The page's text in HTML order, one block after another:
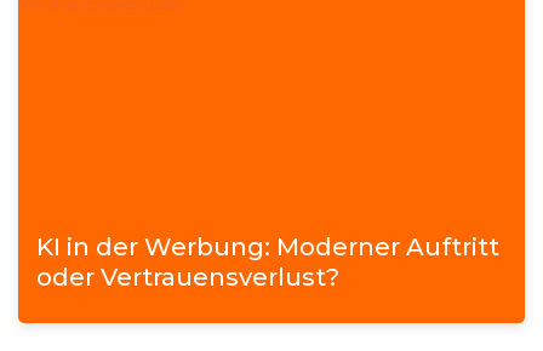
KI in der Werbung: Moderner Auftritt
oder Vertrauensverlust?